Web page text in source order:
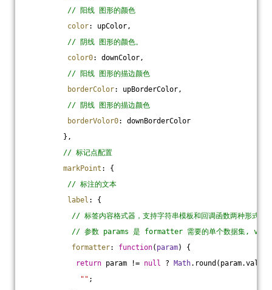
// 阳线 图形的颜色
color: upColor,
// 阴线 图形的颜色。
color0: downColor,
// 阳线 图形的描边颜色
borderColor: upBorderColor,
// 阴线 图形的描边颜色
borderVolor0: downBorderColor
},
// 标记点配置
markPoint : {
// 标注的文本
label : {
// 标签内容格式器，支持字符串模板和回调函数两种形式，
// 参数 params 是 formatter 需要的单个数据集,
formatter: function( param) {
return param != null ? Math
"" ;